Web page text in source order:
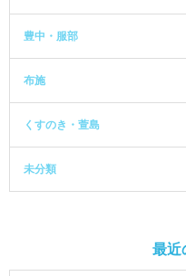
豊中・服部
布施
くすのき・萱島
未分類
最近